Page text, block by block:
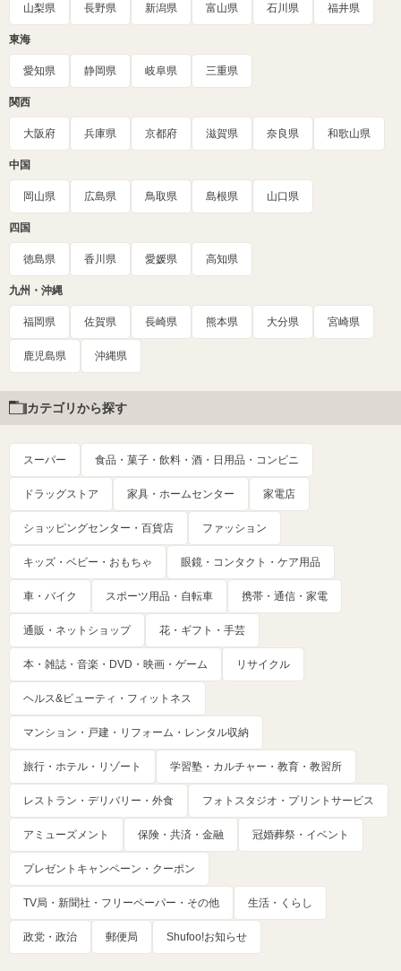
山梨県 長野県 新潟県 富山県 石川県 福井県
東海
愛知県 静岡県 岐阜県 三重県
関西
大阪府 兵庫県 京都府 滋賀県 奈良県 和歌山県
中国
岡山県 広島県 鳥取県 島根県 山口県
四国
徳島県 香川県 愛媛県 高知県
九州・沖縄
福岡県 佐賀県 長崎県 熊本県 大分県 宮崎県
鹿児島県 沖縄県
カテゴリから探す
スーパー 食品・菓子・飲料・酒・日用品・コンビニ
ドラッグストア 家具・ホームセンター 家電店
ショッピングセンター・百貨店 ファッション
キッズ・ベビー・おもちゃ 眼鏡・コンタクト・ケア用品
車・バイク スポーツ用品・自転車 携帯・通信・家電
通販・ネットショップ 花・ギフト・手芸
本・雑誌・音楽・DVD・映画・ゲーム リサイクル
ヘルス&ビューティ・フィットネス
マンション・戸建・リフォーム・レンタル収納
旅行・ホテル・リゾート 学習塾・カルチャー・教育・教習所
レストラン・デリバリー・外食 フォトスタジオ・プリントサービス
アミューズメント 保険・共済・金融 冠婚葬祭・イベント
プレゼントキャンペーン・クーポン
TV局・新聞社・フリーペーパー・その他 生活・くらし
政党・政治 郵便局 Shufoo!お知らせ